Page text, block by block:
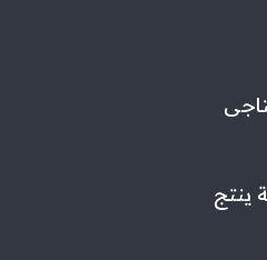
ينتج